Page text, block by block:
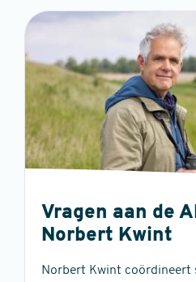
Vragen aan de
Norbert Kwint
Norbert Kwint coördineert